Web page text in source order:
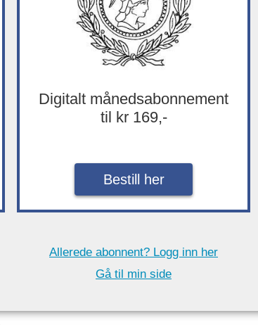
Digitalt månedsabonnement
til kr 169,-
Bestill her
Allerede abonnent? Logg inn her
Gå til min side